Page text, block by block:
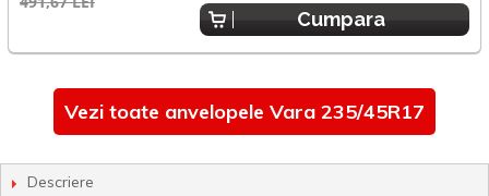
Cumpara
Vezi toate anvelopele Vara 235/45R17
Descriere